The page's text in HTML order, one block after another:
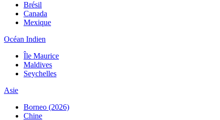
Brésil
Canada
Mexique
Océan Indien
Île Maurice
Maldives
Seychelles
Asie
Borneo (2026)
Chine